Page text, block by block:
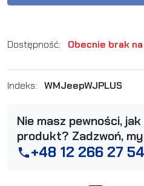
Dostępność: Obecnie brak
Indeks: WMJeepWJPLUS
Nie masz pewności,
produkt? Zadzwoń,
phone+48 12 266 27 54